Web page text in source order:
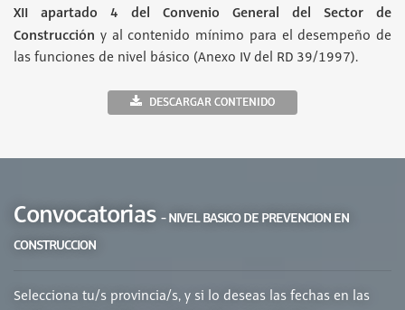
XII apartado 4 del Convenio General del Sector de
Construcción y al contenido mínimo para el desempeño de
las funciones de nivel básico (Anexo IV del RD 39/1997).
DESCARGAR CONTENIDO
Convocatorias - NIVEL BASICO DE PREVENCION EN
CONSTRUCCION
Selecciona tu/s provincia/s, y si lo deseas las fechas en las